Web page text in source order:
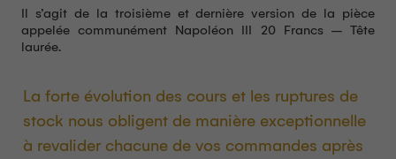
Il s’agit de la troisième et dernière version de la pièce
appelée communément Napoléon III 20 Francs – Tête
laurée.
La forte évolution des cours et les ruptures de
stock nous obligent de manière exceptionnelle
à revalider chacune de vos commandes après